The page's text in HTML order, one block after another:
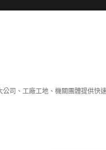
司、工廠工地、機關團體提供快